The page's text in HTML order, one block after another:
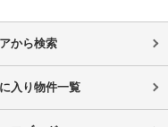
から検索
入り物件一覧